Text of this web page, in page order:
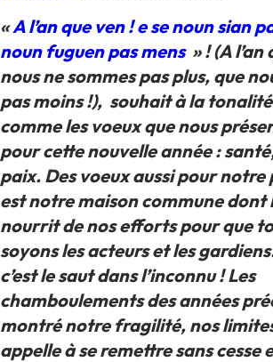
«A l’an que ven ! e se noun sian
noun fuguen pas mens» ! (A l’an
nous ne sommes pas plus, que
pas moins !), souhait à la
comme les voeux que nous
pour cette nouvelle année :
paix. Des voeux aussi pour notre
est notre maison commune dont
nourrit de nos efforts pour que
soyons les acteurs et les
c’est le saut dans l’inconnu ! Les
chamboulements des années
montré notre fragilité, nos
appelle à se remettre sans cesse